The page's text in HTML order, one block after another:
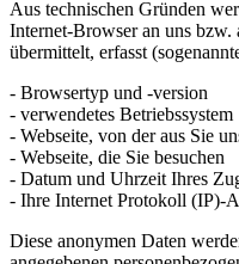
Aus technischen Gründen
Internet-Browser an uns bzw.
übermittelt, erfasst
- Browsertyp und -version
- verwendetes Betriebssystem
- Webseite, von der aus Sie
- Webseite, die Sie besuchen
- Datum und Uhrzeit Ihres
- Ihre Internet Protokoll (IP)-
Diese anonymen Daten